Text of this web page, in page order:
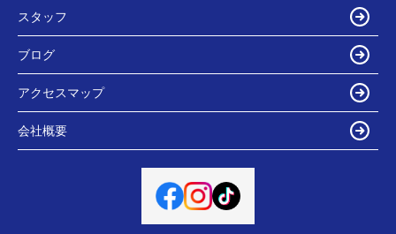
スタッフ
ブログ
アクセスマップ
会社概要